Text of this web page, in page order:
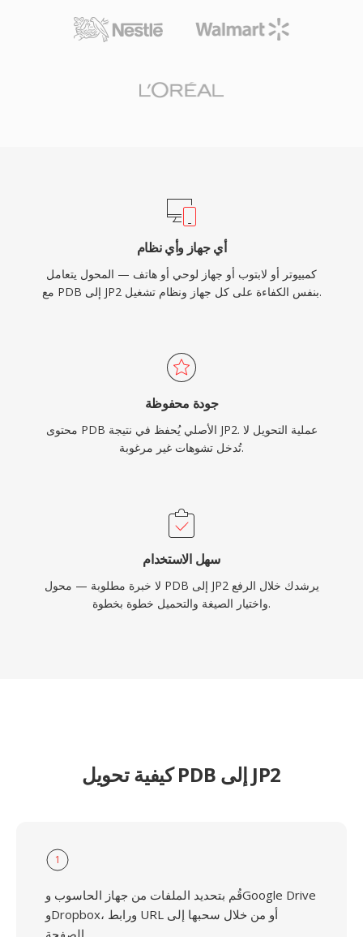
أي جهاز وأي نظام
كمبيوتر أو لابتوب أو جهاز لوحي أو هاتف — المحول يتعامل
مع PDB إلى JP2 بنفس الكفاءة على كل جهاز ونظام تشغيل.
جودة محفوظة
محتوى PDB الأصلي يُحفظ في نتيجة JP2. عملية التحويل لا
تُدخل تشوهات غير مرغوبة.
سهل الاستخدام
لا خبرة مطلوبة — محول PDB إلى JP2 يرشدك خلال الرفع
واختيار الصيغة والتحميل خطوة بخطوة.
كيفية تحويل PDB إلى JP2
1
قُم بتحديد الملفات من جهاز الحاسوب وGoogle Drive
وDropbox، ورابط URL أو من خلال سحبها إلى
الصفحة.